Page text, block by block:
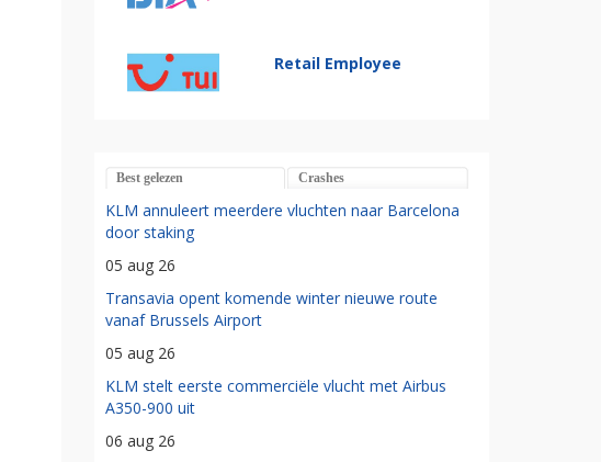
Retail Employee
Best gelezen Crashes
KLM annuleert meerdere vluchten naar Barcelona
door staking
05 aug 26
Transavia opent komende winter nieuwe route
vanaf Brussels Airport
05 aug 26
KLM stelt eerste commerciële vlucht met Airbus
A350-900 uit
06 aug 26